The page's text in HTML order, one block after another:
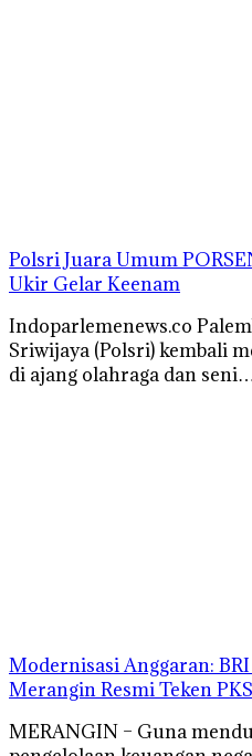
Polsri Juara Umum
Ukir Gelar Keenam
Indoparlemenews.co
Sriwijaya (Polsri) kembali
di ajang olahraga dan
Modernisasi Anggaran:
Merangin Resmi Teken
MERANGIN – Guna